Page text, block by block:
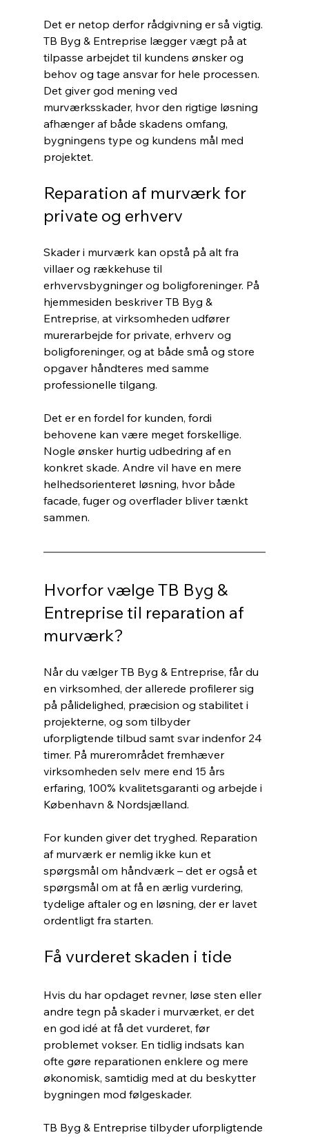
Det er netop derfor rådgivning er så vigtig.
TB Byg & Entreprise lægger vægt på at
tilpasse arbejdet til kundens ønsker og
behov og tage ansvar for hele processen.
Det giver god mening ved
murværksskader, hvor den rigtige løsning
afhænger af både skadens omfang,
bygningens type og kundens mål med
projektet.
Reparation af murværk for
private og erhverv
Skader i murværk kan opstå på alt fra
villaer og rækkehuse til
erhvervsbygninger og boligforeninger. På
hjemmesiden beskriver TB Byg &
Entreprise, at virksomheden udfører
murerarbejde for private, erhverv og
boligforeninger, og at både små og store
opgaver håndteres med samme
professionelle tilgang.
Det er en fordel for kunden, fordi
behovene kan være meget forskellige.
Nogle ønsker hurtig udbedring af en
konkret skade. Andre vil have en mere
helhedsorienteret løsning, hvor både
facade, fuger og overflader bliver tænkt
sammen.
Hvorfor vælge TB Byg &
Entreprise til reparation af
murværk?
Når du vælger TB Byg & Entreprise, får du
en virksomhed, der allerede profilerer sig
på pålidelighed, præcision og stabilitet i
projekterne, og som tilbyder
uforpligtende tilbud samt svar indenfor 24
timer. På murerområdet fremhæver
virksomheden selv mere end 15 års
erfaring, 100% kvalitetsgaranti og arbejde i
København & Nordsjælland.
For kunden giver det tryghed. Reparation
af murværk er nemlig ikke kun et
spørgsmål om håndværk – det er også et
spørgsmål om at få en ærlig vurdering,
tydelige aftaler og en løsning, der er lavet
ordentligt fra starten.
Få vurderet skaden i tide
Hvis du har opdaget revner, løse sten eller
andre tegn på skader i murværket, er det
en god idé at få det vurderet, før
problemet vokser. En tidlig indsats kan
ofte gøre reparationen enklere og mere
økonomisk, samtidig med at du beskytter
bygningen mod følgeskader.
TB Byg & Entreprise tilbyder uforpligtende